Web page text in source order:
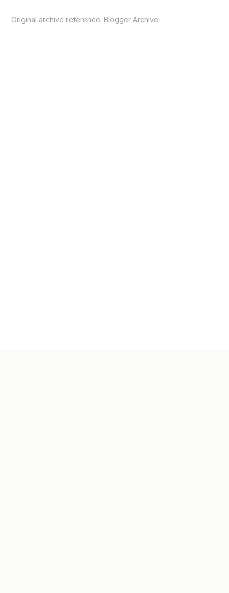
Original archive reference:Blogger Archive